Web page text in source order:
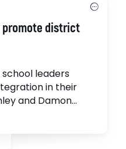
upp i en färsk
nya
promote district
leaders
in their
and Damon
in Queens, N.Y. In
the tactics,